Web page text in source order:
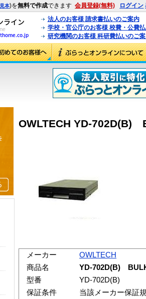
見本)を無料で作成できます 会員登録(無料) ログイン
法人のお客様 請求書払いのご案内
学校・官公庁のお客様 校費・公費
研究機関のお客様 科研費払いのご
OWLTECH YD-702D(B)
メーカー
OWLTECH
商品名
YD-702D(B)
型番
YD-702D(B)
保証条件
当該メーカー保証